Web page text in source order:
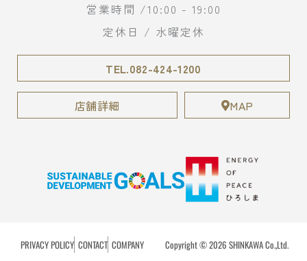
営業時間 /10:00 - 19:00
定休日 / 水曜定休
TEL.082-424-1200
店舗詳細 MAP
PRIVACY POLICY CONTACT COMPANY Copyright © 2026 SHINKAWA Co.,Ltd.